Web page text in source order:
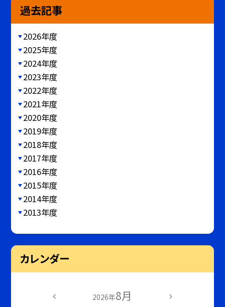
過去記事
2026年度
2025年度
2024年度
2023年度
2022年度
2021年度
2020年度
2019年度
2018年度
2017年度
2016年度
2015年度
2014年度
2013年度
カレンダー
2026年8月